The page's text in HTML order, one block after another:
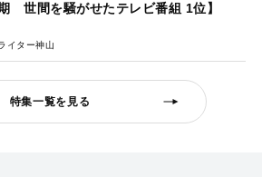
世間を騒がせたテレビ番組 1位】
イター神山
特集一覧を見る